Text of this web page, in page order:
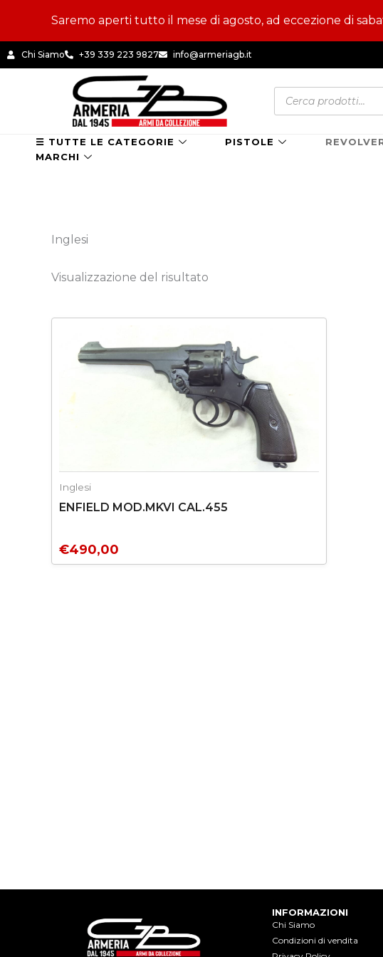
Saremo aperti tutto il mese di agosto, ad eccezione di
contenuto
Chi Siamo +39 339 223 9827 info@armeriagb.it
search
☰ TUTTE LE CATEGORIE PISTOLE
MARCHI
Inglesi
Visualizzazione del risultato
Inglesi
ENFIELD MOD.MKVI CAL.455
€490,00
INFORMAZIONI
Chi Siamo
Condizioni di vendita